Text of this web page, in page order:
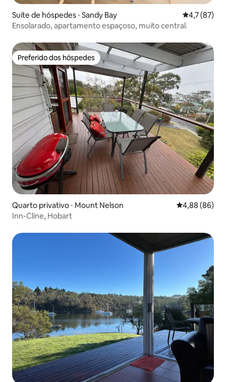
Suíte de hóspedes ⋅ Sandy Bay 4,7 de uma
4,7 (87)
Ensolarado, apartamento espaçoso, muito central.
Preferido dos hóspedes
Preferido dos hóspedes
Quarto privativo ⋅ Mount Nelson 4,88 de uma
4,88 (86)
Inn-Cline, Hobart